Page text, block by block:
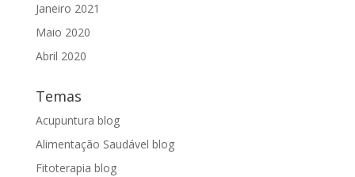
Janeiro 2021
Maio 2020
Abril 2020
Temas
Acupuntura blog
Alimentação Saudável blog
Fitoterapia blog